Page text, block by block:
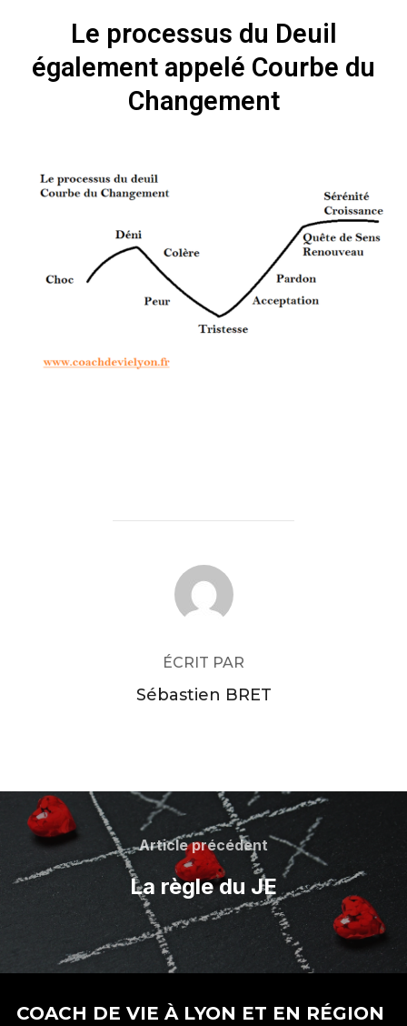
Le processus du Deuil
également appelé Courbe du
Changement
AUTEUR DE LA PUBLICATION
ÉCRIT PAR
Sébastien BRET
Article précédent
La règle du JE
COACH DE VIE À LYON ET EN RÉGION